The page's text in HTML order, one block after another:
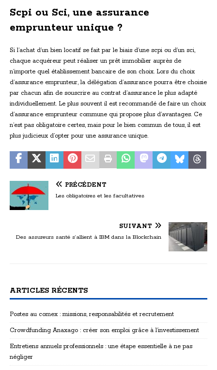
Scpi ou Sci, une assurance
emprunteur unique ?
Si l’achat d’un bien locatif se fait par le biais d’une scpi ou d’un sci,
chaque acquéreur peut réaliser un prêt immobilier auprès de
n’importe quel établissement bancaire de son choix. Lors du choix
d’assurance emprunteur, la délégation d’assurance pourra être choisie
par chacun afin de souscrire au contrat d’assurance le plus adapté
individuellement. Le plus souvent il est recommandé de faire un choix
d’assurance emprunteur commune qui propose plus d’avantages. Ce
n’est pas obligatoire certes, mais pour le bien commun de tous, il est
plus judicieux d’opter pour une assurance unique.
PRÉCÉDENT
Les obligatoires et les facultatives
SUIVANT
Des assureurs santé s’allient à IBM dans la Blockchain
ARTICLES RÉCENTS
Postes au comex : missions, responsabilités et recrutement
Crowdfunding Anaxago : créer son emploi grâce à l’investissement
Entretiens annuels professionnels : une étape essentielle à ne pas
négliger